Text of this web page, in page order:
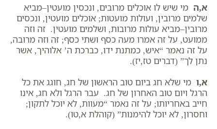
א,ה מי שיש לו אוכלים מרובים, ונכסין מועטין–מביא
שלמים מרובין, ועולות מועטות; אוכלים מועטין, ונכסים
מרובין–מביא עולות מרובות, ושלמים מועטין. זה וזה
ממועט, על זה אמרו מעה כסף ושתי כסף; זה וזה מרובה,
על זה נאמר “איש, כמתנת ידו, כברכת ה’ אלוהיך, אשר
נתן לך” (דברים טז,יז).
א,ו מי שלא חג ביום טוב הראשון של חג, חוגג את כל
הרגל ויום טוב האחרון של חג. עבר הרגל ולא חג, אינו
חייב באחריותו; על זה נאמר “מעוות, לא יוכל לתקון;
וחסרון, לא יוכל להימנות” (קוהלת א,טו).